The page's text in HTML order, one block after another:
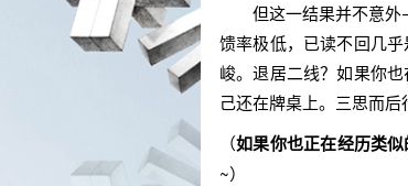
但这一结果并不意外
馈率极低，已读不回几
峻。退居二线？如果你
己还在牌桌上。三思而后
（如果你也正在经历类
~）